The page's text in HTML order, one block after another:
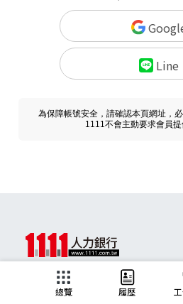
Line
為保障帳號安全，請確認本頁網址，
1111不會主動要求會員
總覽 履歷